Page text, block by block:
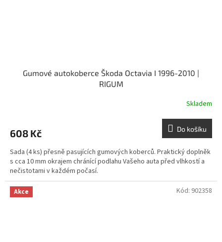
Gumové autokoberce Škoda Octavia I 1996-2010 |
RIGUM
Skladem
608 Kč Do košíku
Sada (4 ks) přesně pasujících gumových koberců. Praktický doplněk
s cca 10 mm okrajem chránící podlahu Vašeho auta před vlhkostí a
nečistotami v každém počasí.
Akce Kód: 902358